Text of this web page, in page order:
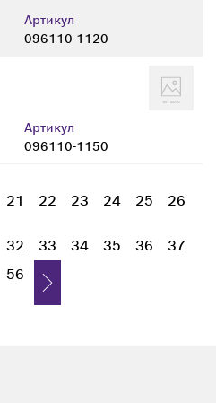
Артикул
096110-1120
Артикул
096110-1150
21 22 23 24 25 26
32 33 34 35 36
37
56